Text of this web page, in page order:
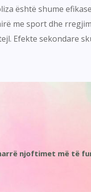
është shume
me sport dhe
Efekte sekondare
njoftimet më të